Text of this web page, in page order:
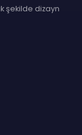
şekilde dizayn